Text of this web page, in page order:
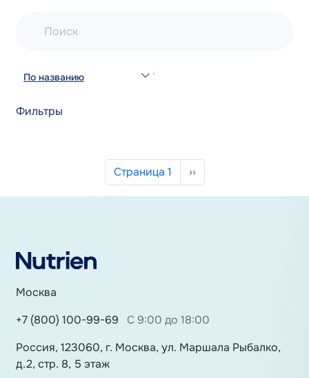
Поиск
По названию
Фильтры
Нумерация страниц
Страница 1 Следующая страница
››
Москва
+7 (800) 100-99-69
С 9:00 до 18:00
Россия, 123060, г. Москва, ул. Маршала Рыбалко,
д.2, стр. 8, 5 этаж